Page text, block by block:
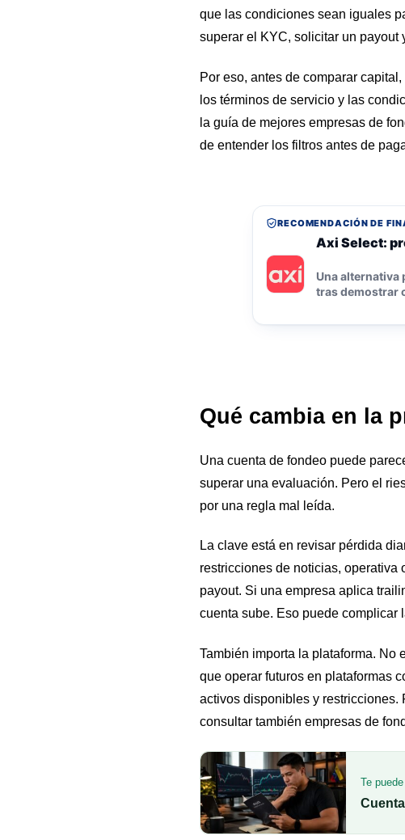
que las condiciones sean iguales
superar el KYC, solicitar un
Por eso, antes de comparar
los términos de servicio y las
la guía de mejores empresas de
de entender los filtros antes de
RECOMENDACIÓN DE
Axi Select:
Una alternativa
tras demostrar
Qué cambia en la
Una cuenta de fondeo puede
superar una evaluación. Pero el
por una regla mal leída.
La clave está en revisar pérdida
restricciones de noticias, operativa
payout. Si una empresa aplica
cuenta sube. Eso puede complicar
También importa la plataforma. No
que operar futuros en plataformas
activos disponibles y restricciones.
consultar también empresas de
Te